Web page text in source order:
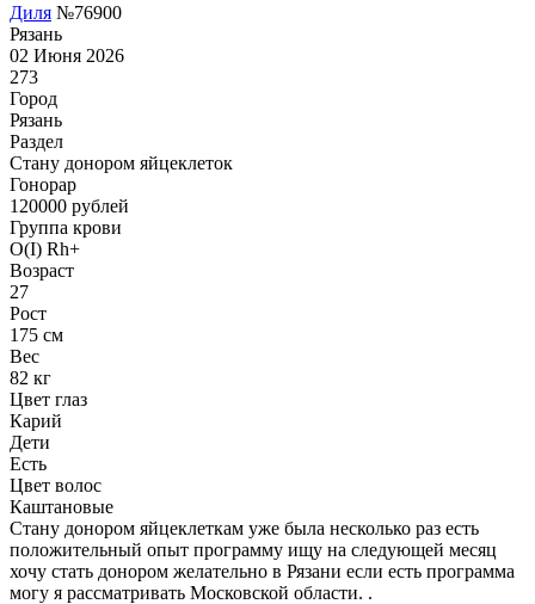
Диля №76900
Рязань
02 Июня 2026
273
Город
Рязань
Раздел
Стану донором яйцеклеток
Гонoрар
120000 рублей
Группа крови
O(I) Rh+
Возраст
27
Рост
175 см
Вес
82 кг
Цвет глаз
Карий
Дети
Есть
Цвет волос
Каштановые
Стану донором яйцеклеткам уже была несколько раз есть
положительный опыт программу ищу на следующей месяц
хочу стать донором желательно в Рязани если есть программа
могу я рассматривать Московской области. .